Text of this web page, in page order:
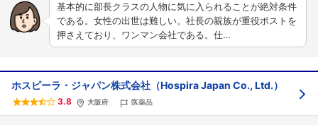
基本的に部長クラスの人物に気に入られることが絶対条件
である。女性の出世は難しい。社長の親族が重役ポストを
押さえており、ワンマン会社である。仕…
ホスピーラ・ジャパン株式会社（Hospira Japan Co., Ltd.）
3.8 大阪府 医薬品